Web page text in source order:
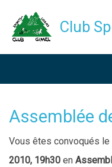
Club
Assemblée
Description
Vous êtes convoqués le
2010, 19h30 en